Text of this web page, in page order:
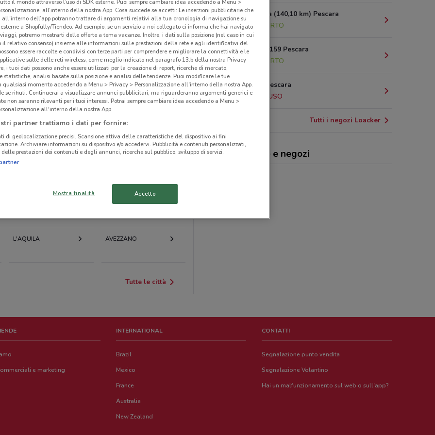
volantini nella tua zona. Riprova più tardi.
MONTESILVANO CHIETI
L'AQUILA AVEZZANO
Tutte le città
Via Bologna (140,10 km) Pescara
178 m
APERTO
Via Fabrizi, 159 Pescara
526 m
APERTO
Via Emilia Pescara
606 m
CHIUSO
Tutti i negozi Loacker
Loacker, offerte e negozi
e marketing
INTERNATIONAL
Brazil
Mexico
France
Australia
New Zealand
CONTATTI
Segnalazione punto vendita
Segnalazione Volantino
Hai un malfunzionamento sul web o sull'app?
il mondo attraverso l’uso di SDK esterne. Puoi sempre cambiare idea accedendo a Menu >
all’interno della nostra App. Cosa succede se accetti: Le inserzioni pubblicitarie che
all'interno dell’app potranno trattare di argomenti relativi alla tua cronologia di navigazione su
a Shopfully/Tiendeo. Ad esempio, se un servizio a noi collegato ci informa che hai navigato
potremo mostrarti delle offerte a tema vacanze. Inoltre, i dati sulla posizione (nel caso in cui
il relativo consenso) insieme alle informazioni sulle prestazioni della rete e agli identificativi del
essere raccolte e condivisi con terze parti per comprendere e migliorare la connettività e le
sulle delle reti wireless, come meglio indicato nel paragrafo 13.b della nostra Privacy
i tuoi dati possono anche essere utilizzati per la creazione di report, ricerche di mercato,
statistiche, analisi basate sulla posizione e analisi delle tendenze. Puoi modificare le tue
qualsiasi momento accedendo a Menu > Privacy > Personalizzazione all'interno della nostra App.
se rifiuti: Continuerai a visualizzare annunci pubblicitari, ma riguarderanno argomenti generici e
non saranno rilevanti per i tuoi interessi. Potrai sempre cambiare idea accedendo a Menu >
all'interno della nostra App.
partner trattiamo i dati per fornire:
di geolocalizzazione precisi. Scansione attiva delle caratteristiche del dispositivo ai fini
Archiviare informazioni su dispositivo e/o accedervi. Pubblicità e contenuti personalizzati,
prestazioni dei contenuti e degli annunci, ricerche sul pubblico, sviluppo di servizi.
Mostra finalità Accetto